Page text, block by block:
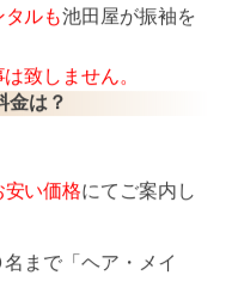
タルも池田屋が振袖を
致しません。
金は？
い価格にてご案内し
まで「ヘア・メイ